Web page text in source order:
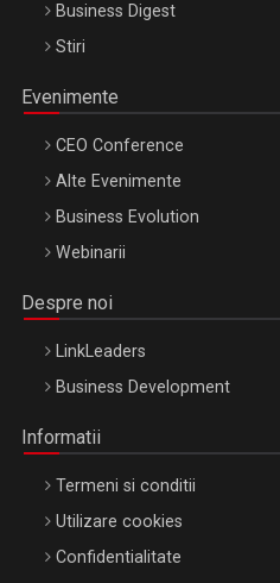
Business Digest
Stiri
Evenimente
CEO Conference
Alte Evenimente
Business Evolution
Webinarii
Despre noi
LinkLeaders
Business Development
Informatii
Termeni si conditii
Utilizare cookies
Confidentialitate